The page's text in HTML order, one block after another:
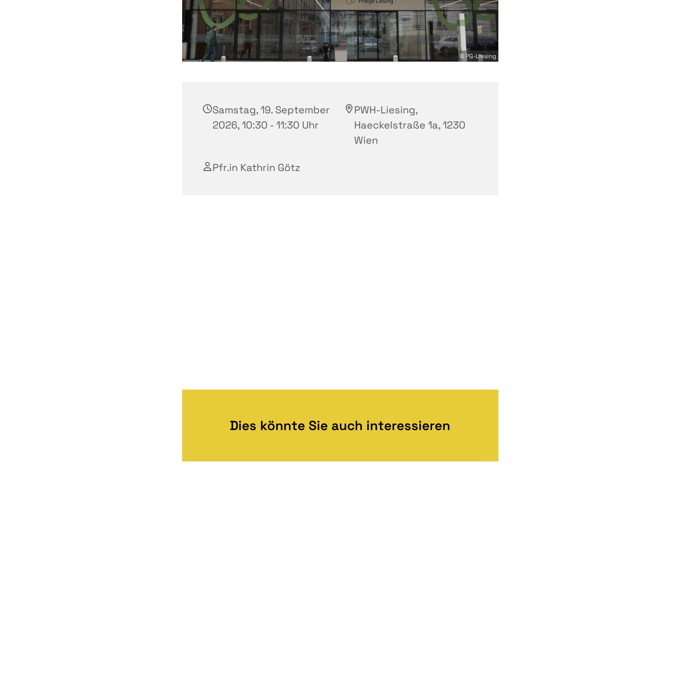
© PG-Liesing
Samstag, 19. September
2026, 10:30 - 11:30 Uhr
PWH-Liesing,
Haeckelstraße 1a, 1230
Wien
Pfr.in Kathrin Götz
Dies könnte Sie auch interessieren